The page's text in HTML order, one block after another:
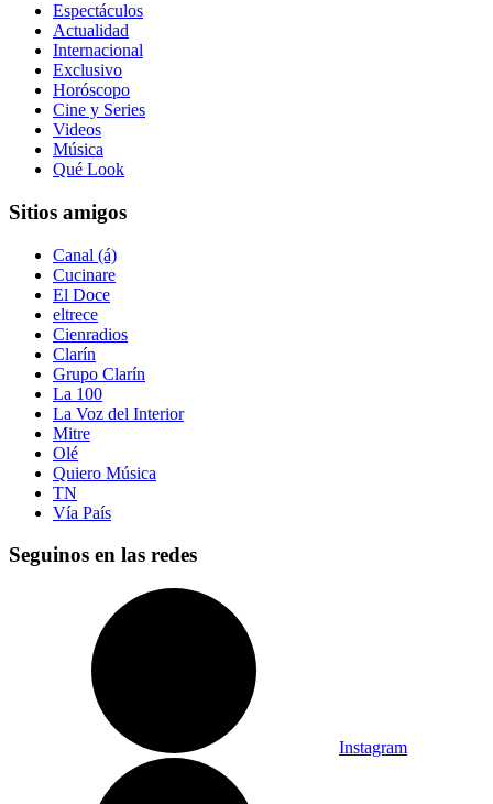
Espectáculos
Actualidad
Internacional
Exclusivo
Horóscopo
Cine y Series
Videos
Música
Qué Look
Sitios amigos
Canal (á)
Cucinare
El Doce
eltrece
Cienradios
Clarín
Grupo Clarín
La 100
La Voz del Interior
Mitre
Olé
Quiero Música
TN
Vía País
Seguinos en las redes
Instagram